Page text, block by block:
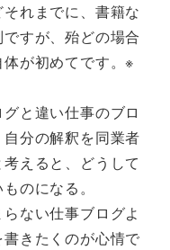
れまでに、書籍な
すが、殆どの場合
が初めてです。※
と違い仕事のブロ
分の解釈を同業者
えると、どうして
のになる。
ない仕事ブログよ
きたくのが心情で